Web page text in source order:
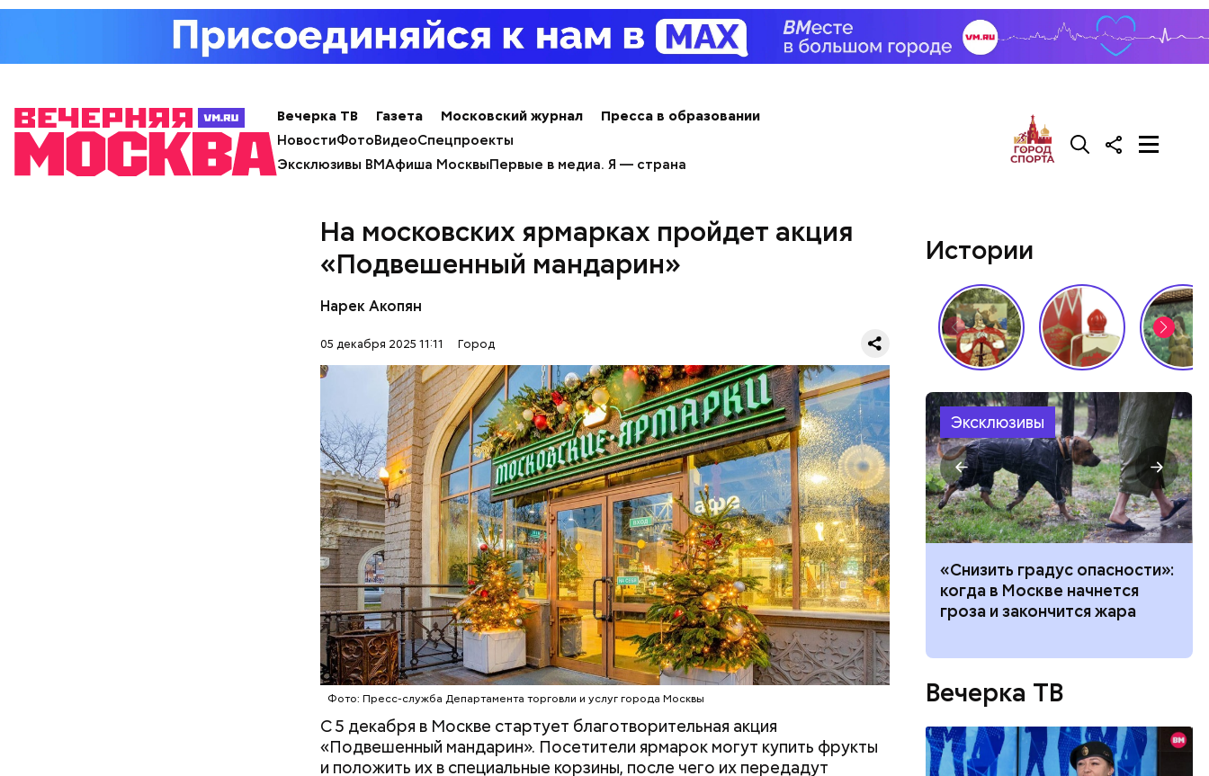
Вечерка ТВ Газета Московский журнал
Пресса в образовании
НовостиФотоВидеоСпецпроекты
Эксклюзивы ВМАфиша МосквыПервые в медиа. Я — страна
На московских ярмарках пройдет акция
«Подвешенный мандарин»
Нарек Акопян
05 декабря 2025 11:11 Город
Фото: Пресс-служба Департамента торговли и услуг города Москвы
С 5 декабря в Москве стартует благотворительная акция
«Подвешенный мандарин». Посетители ярмарок могут купить фрукты
и положить их в специальные корзины, после чего их передадут
— В новом сезоне на катке ВДНХ подготовлено множество самых
ярких событий, — рассказала первый заместитель генерального
директора ВДНХ Елена Жук. — Уникальная программа нового сезона
включает утренние зарядки, ночные катания, тематические вечеринки,
выступления звезд фигурного катания, спортивные фестивали и
масштабные праздники.
развлечения для детей и взрослых. Среди активностей —
танцевальные мастер-классы, конкурсы, флешмобы, квесты,
розыгрыши призов и многое другое.
Истории
Эксклюзивы
психоэмоциональная травма
для мужчины»: что такое
Людей разбросало по
проезжей части: как
легковушка сбила толпу
пешеходов в Омске
«В погоне за удачей все
средства хороши»: как
россияне ищут работу с
помощью магии
«Снизить градус опасности»:
когда в Москве начнется
гроза и закончится жара
Вечерка ТВ